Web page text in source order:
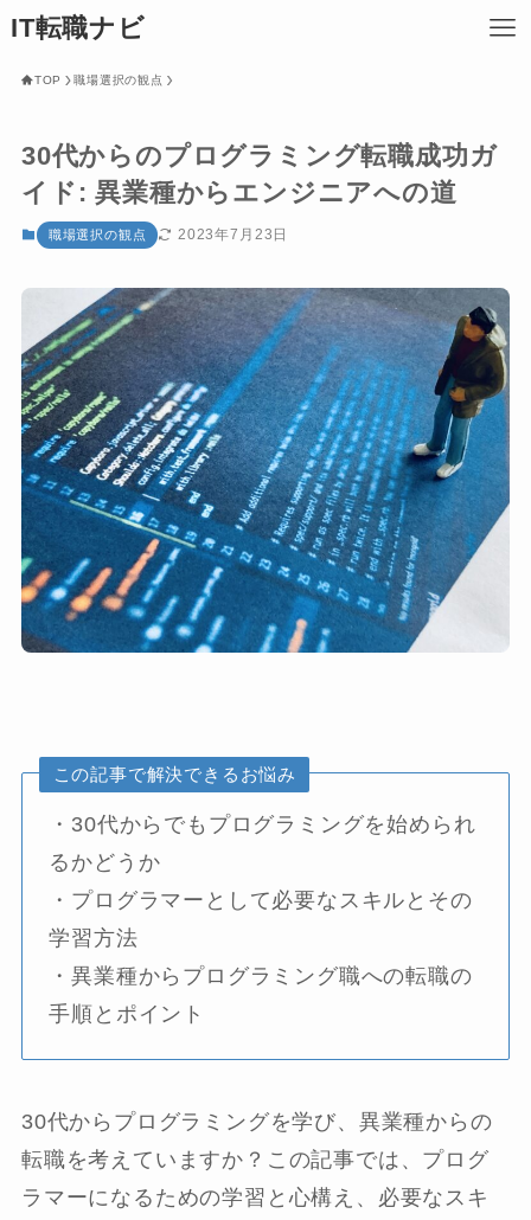
IT転職ナビ
TOP 職場選択の観点
30代からのプログラミング転職成功ガ
イド: 異業種からエンジニアへの道
職場選択の観点 2023年7月23日
この記事で解決できるお悩み
・30代からでもプログラミングを始められ
るかどうか
・プログラマーとして必要なスキルとその
学習方法
・異業種からプログラミング職への転職の
手順とポイント
30代からプログラミングを学び、異業種からの
転職を考えていますか？この記事では、プログ
ラマーになるための学習と心構え、必要なスキ